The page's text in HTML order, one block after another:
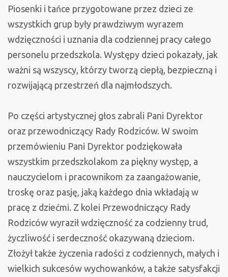
Piosenki i tańce przygotowane przez dzieci ze
wszystkich grup były prawdziwym wyrazem
wdzięczności i uznania dla codziennej pracy całego
personelu przedszkola. Występy dzieci pokazały, jak
ważni są wszyscy, którzy tworzą ciepłą, bezpieczną i
rozwijającą przestrzeń dla najmłodszych.
Po części artystycznej głos zabrali Pani Dyrektor
oraz przewodniczący Rady Rodziców. W swoim
przemówieniu Pani Dyrektor podziękowała
wszystkim przedszkolakom za piękny występ, a
nauczycielom i pracownikom za zaangażowanie,
troskę oraz pasję, jaką każdego dnia wkładają w
pracę z dziećmi. Z kolei Przewodniczący Rady
Rodziców wyraził wdzięczność za codzienny trud,
życzliwość i serdeczność okazywaną dzieciom.
Złożył także życzenia radości z codziennych, małych i
wielkich sukcesów wychowanków, a także satysfakcji